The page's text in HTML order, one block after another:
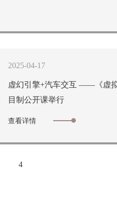
2025-04-17
虚幻引擎+汽车交互 ——《虚
目制公开课举行
查看详情
4